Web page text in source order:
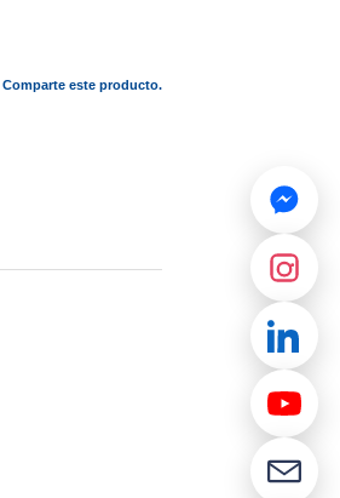
Comparte este producto.